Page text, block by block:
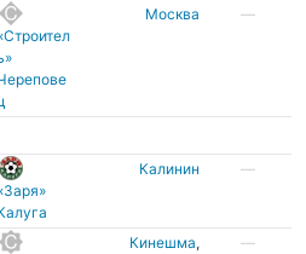
Москва —
Калинин —
Кинешма,
—